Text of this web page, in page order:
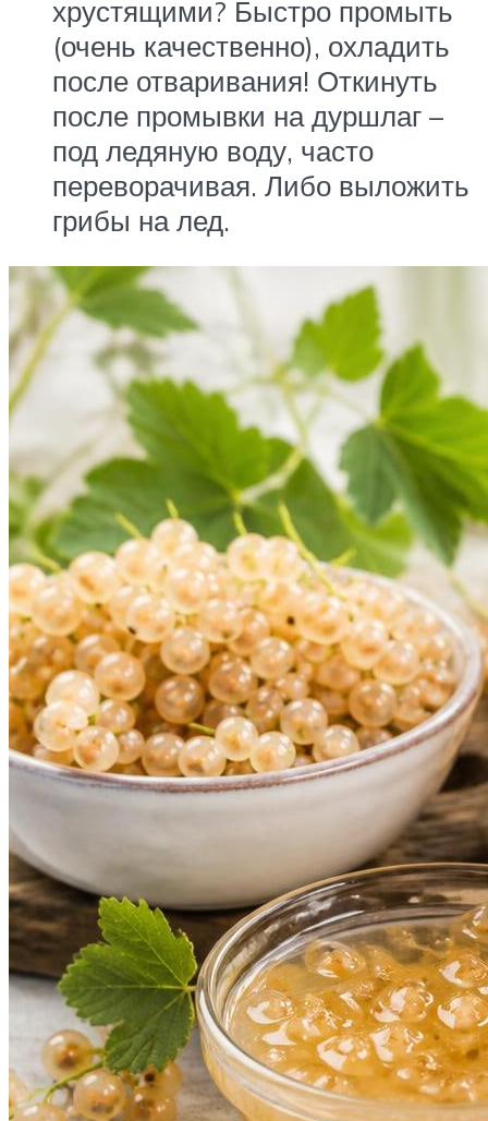
хрустящими? Быстро промыть
(очень качественно), охладить
после отваривания! Откинуть
после промывки на дуршлаг –
под ледяную воду, часто
переворачивая. Либо выложить
грибы на лед.